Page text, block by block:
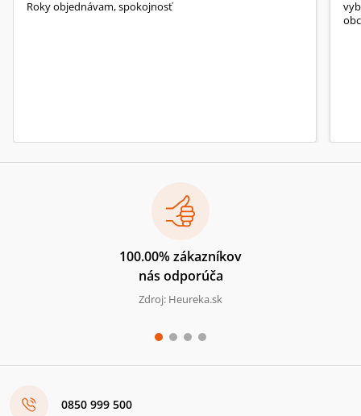
Roky objednávam, spokojnosť
100.00% zákazníkov
nás odporúča
Zdroj: Heureka.sk
0850 999 500